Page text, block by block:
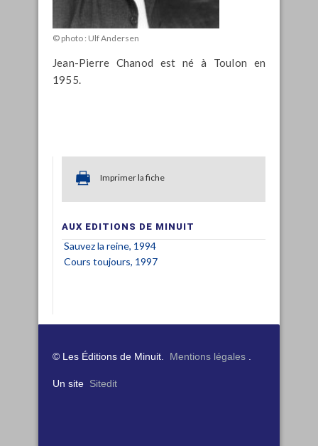
© photo : Ulf Andersen
Jean-Pierre Chanod est né à Toulon en
1955.
Imprimer la fiche
AUX EDITIONS DE MINUIT
Sauvez la reine, 1994
Cours toujours, 1997
© Les Éditions de Minuit. Mentions légales
Un site Sitedit